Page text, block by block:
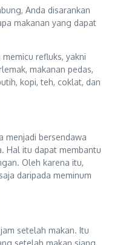
Anda disarankan
makanan yang dapat
refluks, yakni
makanan pedas,
kopi, teh, coklat, dan
menjadi bersendawa
Hal itu dapat membantu
Oleh karena itu,
daripada meminum
setelah makan. Itu
setelah makan siang,